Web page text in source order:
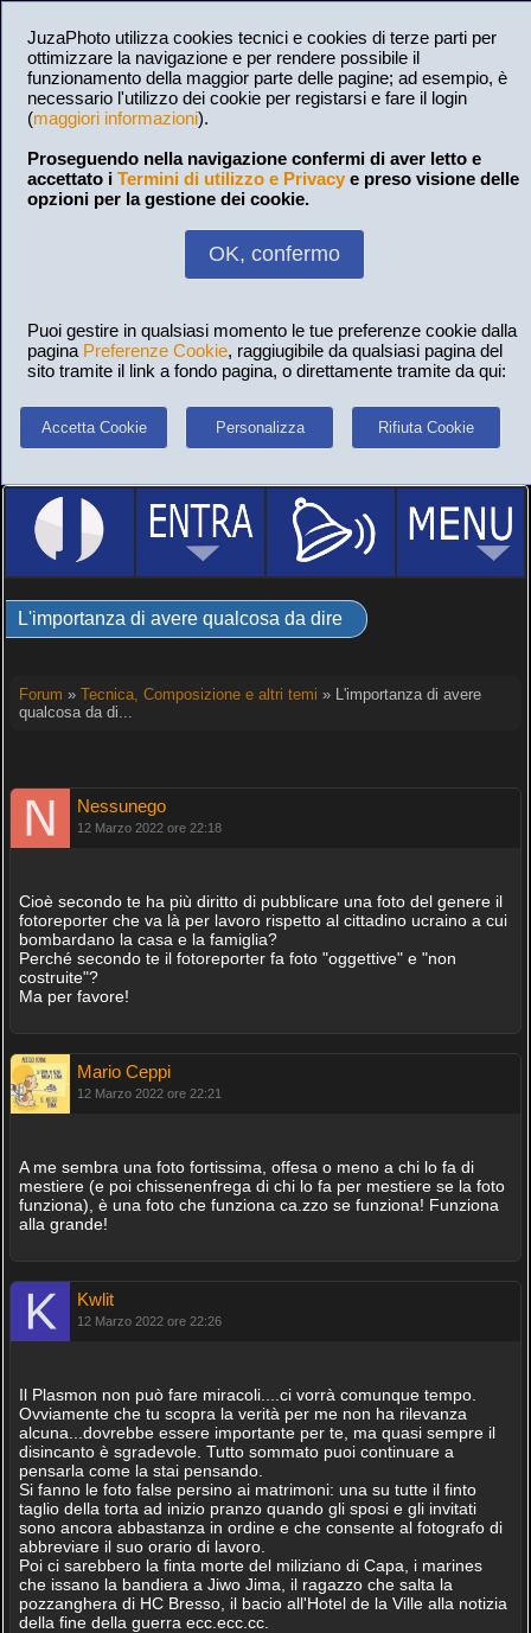
JuzaPhoto utilizza cookies tecnici e cookies di terze parti per
ottimizzare la navigazione e per rendere possibile il
funzionamento della maggior parte delle pagine; ad esempio, è
necessario l'utilizzo dei cookie per registarsi e fare il login
(maggiori informazioni).
Proseguendo nella navigazione confermi di aver letto e
accettato i Termini di utilizzo e Privacy e preso visione delle
opzioni per la gestione dei cookie.
OK, confermo
Puoi gestire in qualsiasi momento le tue preferenze cookie dalla
pagina Preferenze Cookie, raggiugibile da qualsiasi pagina del
sito tramite il link a fondo pagina, o direttamente tramite da qui:
Accetta Cookie Personalizza Rifiuta Cookie
L'importanza di avere qualcosa da dire
Forum » Tecnica, Composizione e altri temi » L'importanza di avere
qualcosa da di...
Nessunego
12 Marzo 2022 ore 22:18
Cioè secondo te ha più diritto di pubblicare una foto del genere il
fotoreporter che va là per lavoro rispetto al cittadino ucraino a cui
bombardano la casa e la famiglia?
Perché secondo te il fotoreporter fa foto "oggettive" e "non
costruite"?
Ma per favore!
Mario Ceppi
12 Marzo 2022 ore 22:21
A me sembra una foto fortissima, offesa o meno a chi lo fa di
mestiere (e poi chissenenfrega di chi lo fa per mestiere se la foto
funziona), è una foto che funziona ca.zzo se funziona! Funziona
alla grande!
Kwlit
12 Marzo 2022 ore 22:26
Il Plasmon non può fare miracoli....ci vorrà comunque tempo.
Ovviamente che tu scopra la verità per me non ha rilevanza
alcuna...dovrebbe essere importante per te, ma quasi sempre il
disincanto è sgradevole. Tutto sommato puoi continuare a
pensarla come la stai pensando.
Si fanno le foto false persino ai matrimoni: una su tutte il finto
taglio della torta ad inizio pranzo quando gli sposi e gli invitati
sono ancora abbastanza in ordine e che consente al fotografo di
abbreviare il suo orario di lavoro.
Poi ci sarebbero la finta morte del miliziano di Capa, i marines
che issano la bandiera a Jiwo Jima, il ragazzo che salta la
pozzanghera di HC Bresso, il bacio all'Hotel de la Ville alla notizia
della fine della guerra ecc.ecc.cc.